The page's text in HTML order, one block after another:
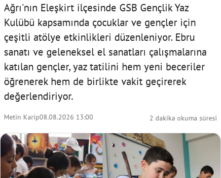
Ağrı'nın Eleşkirt ilçesinde GSB Gençlik Yaz
Kulübü kapsamında çocuklar ve gençler için
çeşitli atölye etkinlikleri düzenleniyor. Ebru
sanatı ve geleneksel el sanatları çalışmalarına
katılan gençler, yaz tatilini hem yeni beceriler
öğrenerek hem de birlikte vakit geçirerek
değerlendiriyor.
Metin Karip08.08.2026 13:00 2 dakika okuma süresi